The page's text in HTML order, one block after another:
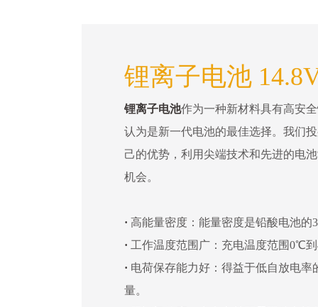
锂离子电池
锂离子电池作为一种新材料具有高安
认为是新一代电池的最佳选择。我们
己的优势，利用尖端技术和先进的电
机会。
· 高能量密度：能量密度是铅酸电池的
· 工作温度范围广：充电温度范围0℃
· 电荷保存能力好：得益于低自放电
量。